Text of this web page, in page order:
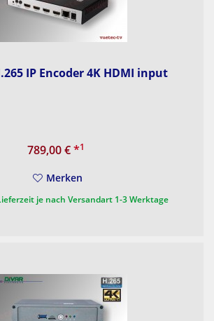
IP Encoder 4K HDMI input
789,00 €*1
Merken
je nach Versandart 1-3 Werktage